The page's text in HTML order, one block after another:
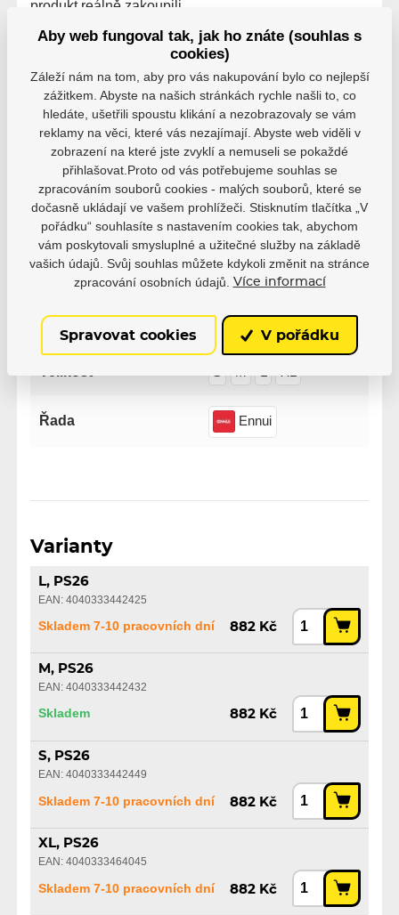
produkt reálně zakoupili.
0 hodnocení 0 uživatelů doporučuje
5
0
Parametry
Výrobce
S M L XL
Řada Ennui
Varianty
L, PS26
EAN: 4040333442425
Skladem 7-10 pracovních dní 882 Kč
M, PS26
EAN: 4040333442432
Skladem 882 Kč
S, PS26
EAN: 4040333442449
Skladem 7-10 pracovních dní 882 Kč
XL, PS26
EAN: 4040333464045
Skladem 7-10 pracovních dní 882 Kč
Aby web fungoval tak, jak ho znáte (souhlas s
cookies)
Záleží nám na tom, aby pro vás nakupování bylo co nejlepší
zážitkem. Abyste na našich stránkách rychle našli to, co
hledáte, ušetřili spoustu klikání a nezobrazovaly se vám
reklamy na věci, které vás nezajímají. Abyste web viděli v
zobrazení na které jste zvyklí a nemuseli se pokaždé
přihlašovat.Proto od vás potřebujeme souhlas se
zpracováním souborů cookies - malých souborů, které se
dočasně ukládají ve vašem prohlížeči. Stisknutím tlačítka „V
pořádku“ souhlasíte s nastavením cookies tak, abychom
vám poskytovali smysluplné a užitečné služby na základě
vašich údajů. Svůj souhlas můžete kdykoli změnit na stránce
zpracování osobních údajů.
Více informací
Spravovat cookies V pořádku